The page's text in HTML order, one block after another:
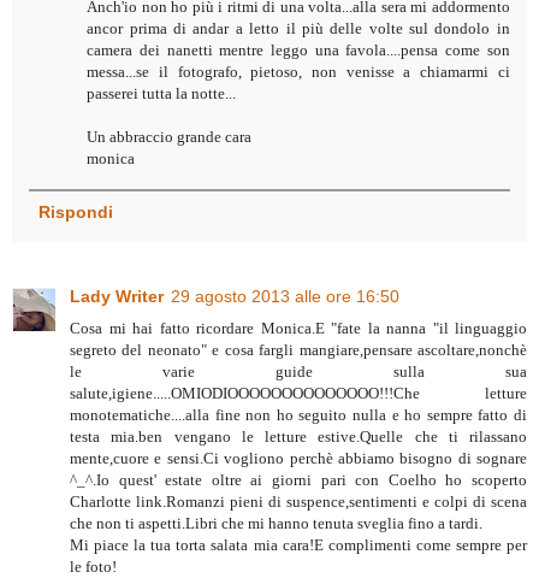
Anch'io non ho più i ritmi di una volta...alla sera mi addormento
ancor prima di andar a letto il più delle volte sul dondolo in
camera dei nanetti mentre leggo una favola....pensa come son
messa...se il fotografo, pietoso, non venisse a chiamarmi ci
passerei tutta la notte...
Un abbraccio grande cara
monica
Rispondi
Lady Writer 29 agosto 2013 alle ore 16:50
Cosa mi hai fatto ricordare Monica.E "fate la nanna "il linguaggio
segreto del neonato" e cosa fargli mangiare,pensare ascoltare,nonchè
le varie guide sulla sua
salute,igiene.....OMIODIOOOOOOOOOOOOOO!!!Che letture
monotematiche....alla fine non ho seguito nulla e ho sempre fatto di
testa mia.ben vengano le letture estive.Quelle che ti rilassano
mente,cuore e sensi.Ci vogliono perchè abbiamo bisogno di sognare
^_^.Io quest' estate oltre ai giorni pari con Coelho ho scoperto
Charlotte link.Romanzi pieni di suspence,sentimenti e colpi di scena
che non ti aspetti.Libri che mi hanno tenuta sveglia fino a tardi.
Mi piace la tua torta salata mia cara!E complimenti come sempre per
le foto!